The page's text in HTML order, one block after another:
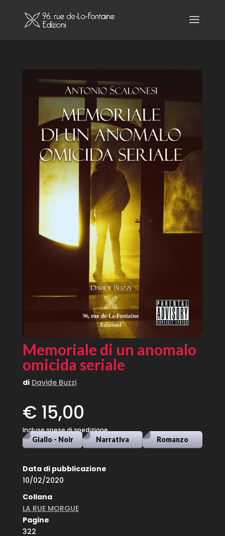
Memoriale di un anomalo
omicida seriale
di Davide Buzzi
€ 15,00
Incluse spese di spedizione
Giallo - Noir
Narrativa Romanzo
Data di pubblicazione
10/02/2020
Collana
LA RUE MORGUE
Pagine
322